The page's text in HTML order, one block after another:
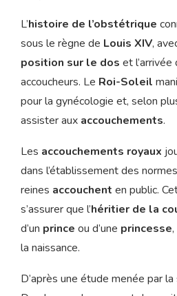
L’histoire de l’obstétrique
sous le règne de Louis XIV,
position sur le dos et
accoucheurs. Le Roi-Soleil
pour la gynécologie et, selon
assister aux accouchements.
Les accouchements royaux
dans l’établissement des
reines accouchent en public.
s’assurer que l’héritier de la
d’un prince ou d’une princesse
la naissance.
D’après une étude menée par